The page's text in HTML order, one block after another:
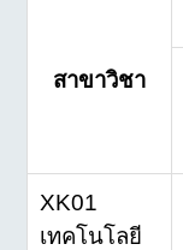
สาขาวิชา
XK01
เทคโนโลยี